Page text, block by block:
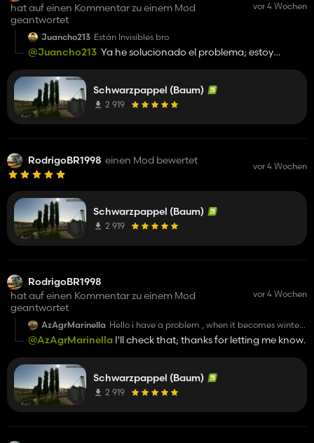
hat auf einen Kommentar zu einem Mod
geantwortet
vor 4 Wochen
Juancho213 Están Invisibles bro
@Juancho213 Ya he solucionado el problema; estoy
Schwarzpappel (Baum)
2 919
RodrigoBR1998 einen Mod bewertet vor 4 Wochen
Schwarzpappel (Baum)
2 919
RodrigoBR1998
hat auf einen Kommentar zu einem Mod
geantwortet
vor 4 Wochen
AzAgrMarinella Hello i have a problem , when it becomes winter
this tree get invisible i dont know why
@AzAgrMarinella I'll check that; thanks for letting me know.
Schwarzpappel (Baum)
2 919